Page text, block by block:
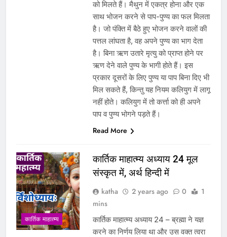
को मिलते हैं। मैथुन में एकत्र होना और एक
साथ भोजन करने से पाप-पुण्य का फल मिलता
है। जो पंक्ति में बैठे हुए भोजन करने वालों की
पत्तल लांघता है, वह अपने पुण्य का भाग देता
है। बिना ऋण उतारे मृत्यु को प्राप्त होने पर
ऋण देने वाले पुण्य के भागी होते हैं। इस
प्रकार दूसरों के लिए पुण्य या पाप बिना दिए भी
मिल सकते हैं, किन्तु यह नियम कलियुग में लागू
नहीं होते। कलियुग में तो कर्त्ता को ही अपने
पाप व पुण्य भोगने पड़ते हैं।
Read More
कार्तिक माहात्म्य
कार्तिक माहात्म्य अध्याय 24 मूल
संस्कृत में, अर्थ हिन्दी में
katha 2 years ago 0
1
mins
कार्तिक माहात्म्य अध्याय 24 – ब्रह्मा ने यज्ञ
करने का निर्णय लिया था और उस वक्त त्वरा